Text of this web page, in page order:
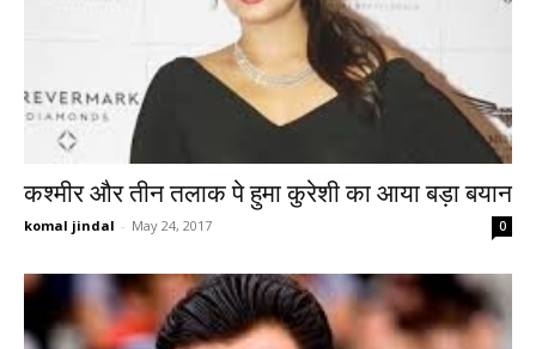
कश्मीर और तीन तलाक पे हुमा कुरेशी का आया बड़ा बयान
komal jindal - May 24, 2017 0